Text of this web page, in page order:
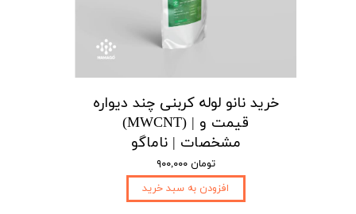
خرید نانو لوله کربنی چند دیواره
(MWCNT) | قیمت و
مشخصات | ناماگو
۹۰۰,۰۰۰ تومان
افزودن به سبد خرید